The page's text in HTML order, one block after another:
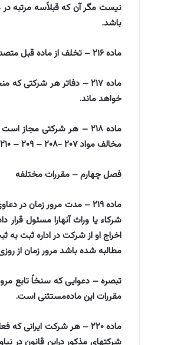
نیست مگر آن که قبلاً‌سه مرتبه در
باشد.
‌ماده ۲۱۶ – تخلف از ماده قبل متصدیان تصفیه را مسئول خسارت طلبکارانی قرار خواهد داد که به طلب خود نرسیده‌اند.
‌ماده ۲۱۷ – دفاتر هر
خواهد ماند.
‌ماده ۲۱۸ – هر شرکتی
مخالف مواد ۲۰۷ -۲۰۸ – ۲۰۹ – ۲۱۰ – ۲۱۵ – ۲۱۶ – ۲۱۷ و قسمت اخیر ماده ۲۱۱ باشد.
‌فصل چهارم – مقررات مختلفه
‌ماده ۲۱۹ – مدت مرور زمان
شرکاء یا وراث آنهارا مسئول
اخراج او از شرکت در اداره ثبت
مطالبه شده باشد مرور زمان از
‌تبصره – دعوایی که سنخاً تابع
مقررات این ماده‌مستثنی است.
‌ماده ۲۲۰ – هر شرکت